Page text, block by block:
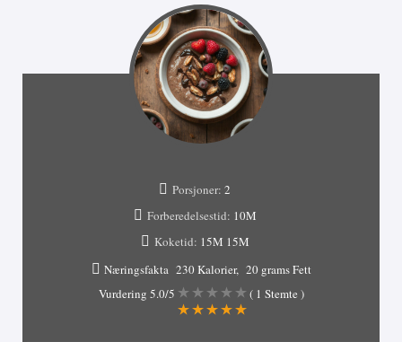
Porsjoner: 2
Forberedelsestid: 10M
Koketid: 15M 15M
Næringsfakta 230 Kalorier
20 grams Fett
Vurdering 5.0/5 ( 1 Stemte )